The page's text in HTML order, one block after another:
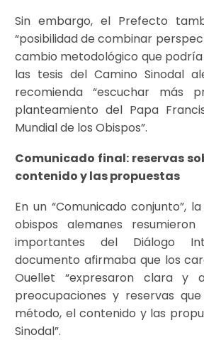
Sin embargo, el Prefecto
“posibilidad de combinar
cambio metodológico que
las tesis del Camino Sinodal
recomienda “escuchar más
planteamiento del Papa
Mundial de los Obispos”.
Comunicado final: reservas
contenido y las propuestas
En un “Comunicado conjunto”,
obispos alemanes
importantes del Diálogo
documento afirmaba que los
Ouellet “expresaron clara y
preocupaciones y reservas
método, el contenido y las
Sinodal”.